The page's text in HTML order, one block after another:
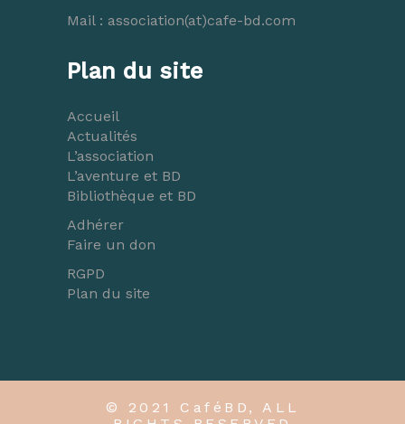
Mail : association(at)cafe-bd.com
Plan du site
Accueil
Actualités
L’association
L’aventure et BD
Bibliothèque et BD
Adhérer
Faire un don
RGPD
Plan du site
© 2021 CaféBD, ALL